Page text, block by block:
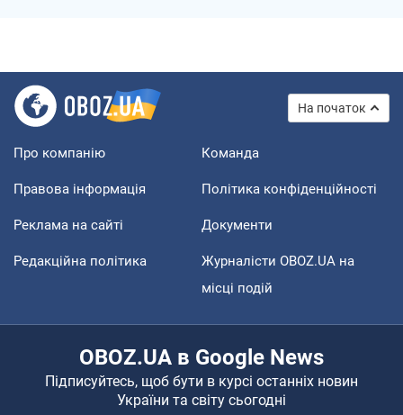
На початок
Про компанію Команда
Правова інформація Політика конфіденційності
Реклама на сайті Документи
Редакційна політика
Журналісти OBOZ.UA на
місці подій
OBOZ.UA в Google News
Підписуйтесь, щоб бути в курсі останніх новин
України та світу сьогодні